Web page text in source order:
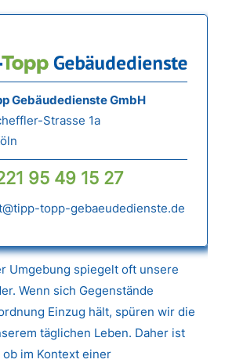
Gebäudedienste GmbH
Strasse 1a
95 49 15 27
topp-gebaeudedienste.de
Umgebung spiegelt oft unsere
Wenn sich Gegenstände
Einzug hält, spüren wir die
täglichen Leben. Daher ist
im Kontext einer